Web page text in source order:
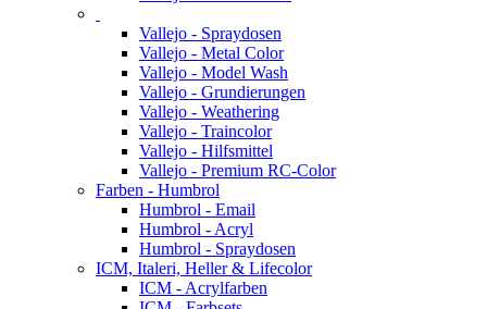
Vallejo - Spraydosen
Vallejo - Metal Color
Vallejo - Model Wash
Vallejo - Grundierungen
Vallejo - Weathering
Vallejo - Traincolor
Vallejo - Hilfsmittel
Vallejo - Premium RC-Color
Farben - Humbrol
Humbrol - Email
Humbrol - Acryl
Humbrol - Spraydosen
ICM, Italeri, Heller & Lifecolor
ICM - Acrylfarben